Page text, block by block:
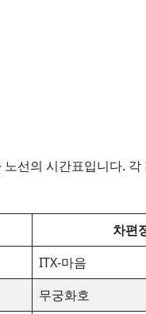
선의 시간표입니다.
차편
ITX-마음
무궁화호